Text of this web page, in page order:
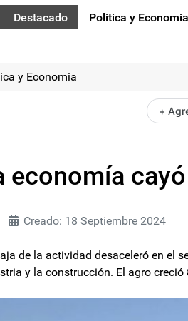
Destacado Politica y Economia
y Economia
+
economía
Creado: 18 Septiembre 2024
de la actividad desaceleró en el
y la construcción. El agro